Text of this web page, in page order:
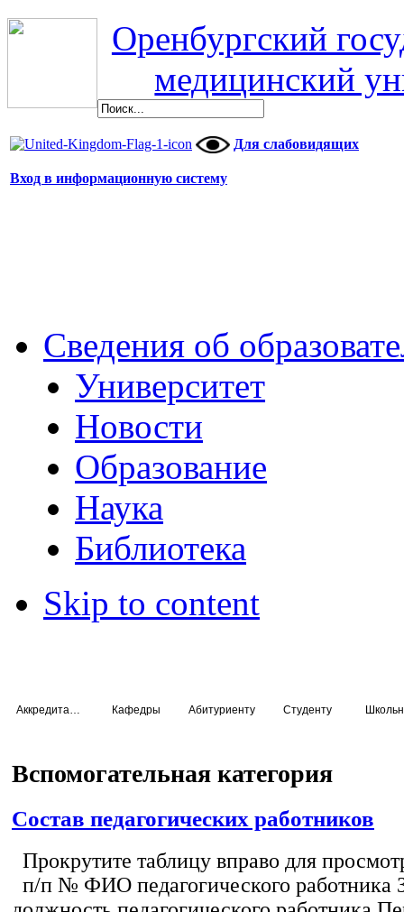
Оренбургский
медицинский
Для слабовидящих
Вход в информационную систему
Сведения об
Университет
Новости
Образование
Наука
Библиотека
Skip to content
Кафедры Абитуриенту Студенту
Вспомогательная категория
Состав педагогических работников
Прокрутите таблицу вправо для
п/п № ФИО педагогического работника